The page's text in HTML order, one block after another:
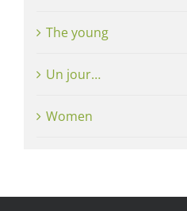
The young
Un jour…
Women